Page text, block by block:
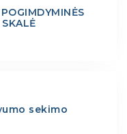
SKALĖ
sekimo